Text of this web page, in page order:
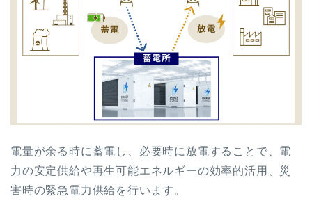
電量が余る時に蓄電し、必要時に放電することで、電
力の安定供給や再生可能エネルギーの効率的活用、災
害時の緊急電力供給を行います。